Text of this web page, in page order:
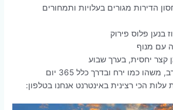
הדירות מגורים בעלויות ותמחורים
בנען פלוס פירוק
עם מנוף
קצר יחסית, בערך שבוע
משהו כמו ירח ובדרך כלל 365 יום
הכי רצינית באינטרנט אנחנו בטלפון: